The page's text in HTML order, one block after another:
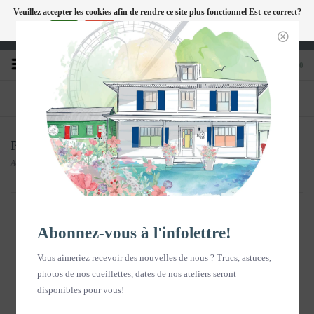
FC
Heures d'ouverture : Disponible sur Google
0
TÉLÉPHONE
418-240-6181
BOUTIQUE
1603, chemin des Coudriers, L'Isle-aux-
Coudres
Populaire
Accueil Bonbonnerie/Populaire
Veuillez accepter les cookies afin de rendre ce site plus fonctionnel Est-ce correct?
Non En savoir plus sur les témoins (cookies) »
Abonnez-vous à l'infolettre!
Vous aimeriez recevoir des nouvelles de nous ? Trucs, astuces,
photos de nos cueillettes, dates de nos ateliers seront
disponibles pour vous!